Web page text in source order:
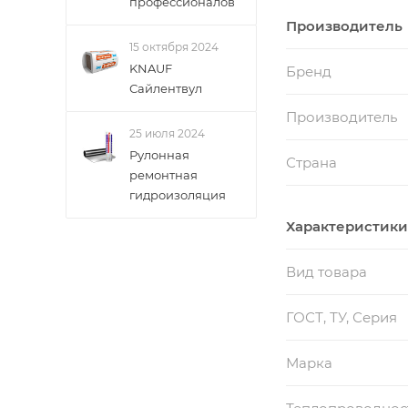
помещения
-
-Предел
-
происхождения.
бактерий и
Производитель
Бренд
Производитель
Страна
Характеристики
Вид товара
ГОСТ, ТУ, Серия
Марка
15 октября 2024
KNAUF
Сайлентвул
25 июля 2024
Рулонная
ремонтная
гидроизоляция